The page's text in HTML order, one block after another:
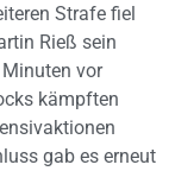
Strafe fiel
Rieß sein
vor
kämpften
gab es erneut